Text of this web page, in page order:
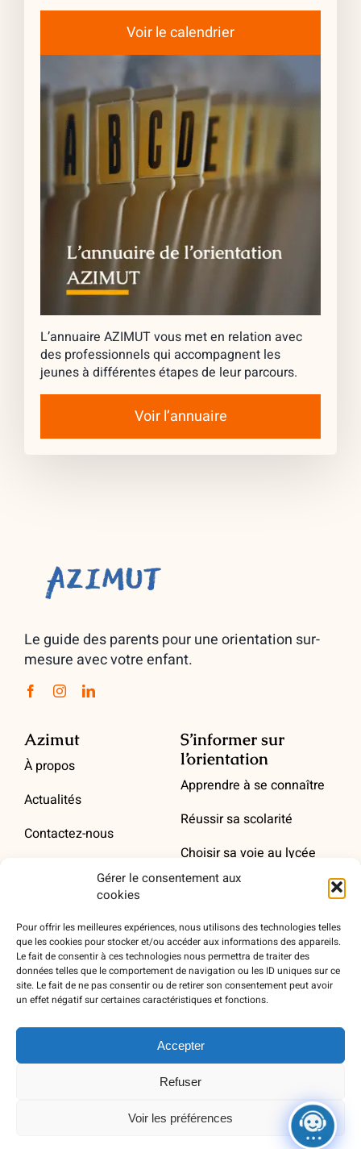
Gérer le consentement aux
cookies
Pour offrir les meilleures expériences, nous utilisons des technologies telles
que les cookies pour stocker et/ou accéder aux informations des appareils.
Le fait de consentir à ces technologies nous permettra de traiter des
données telles que le comportement de navigation ou les ID uniques sur ce
site. Le fait de ne pas consentir ou de retirer son consentement peut avoir
un effet négatif sur certaines caractéristiques et fonctions.
Accepter
Refuser
Voir les préférences
Voir le calendrier
L’annuaire AZIMUT vous met en relation avec
des professionnels qui accompagnent les
jeunes à différentes étapes de leur parcours.
Voir l’annuaire
Le guide des parents pour une orientation sur-
mesure avec votre enfant.
Azimut
À propos
Actualités
Contactez-nous
Devenez annonceur sur
AZIMUT
S’informer sur
l’orientation
Apprendre à se connaître
Réussir sa scolarité
Choisir sa voie au lycée
Définir son projet
Maitriser Parcoursup
Découvrir les études
supérieures
parents